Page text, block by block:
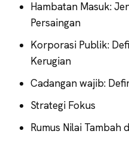
Hambatan Masuk:
Persaingan
Korporasi Publik:
Kerugian
Cadangan wajib:
Strategi Fokus
Rumus Nilai Tambah